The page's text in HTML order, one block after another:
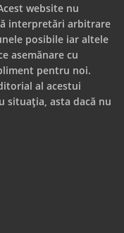
website nu
interpretări arbitrare
posibile iar altele
asemănare cu
pentru noi.
al acestui
situația, asta dacă nu